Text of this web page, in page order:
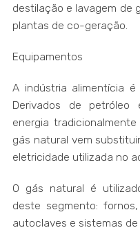
destilação e lavagem de
plantas de co-geração.
Equipamentos
A indústria alimentícia é
Derivados de
energia
gás natural vem
eletricidade utilizada no
O gás natural é
deste segmento:
autoclaves e sistemas de